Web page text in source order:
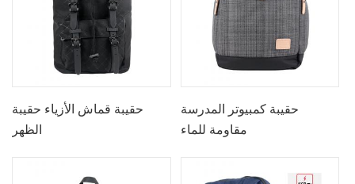
حقيبة قماش الأزياء حقيبة
الظهر
حقيبة كمبيوتر المدرسة
مقاومة للماء